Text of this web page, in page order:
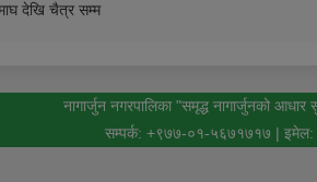
देखि चैत्र सम्म
नागार्जुन नगरपालिका "समृद्ध नागार्जुनको
सम्पर्क: +९७७-०१-५६७१७१७ | इमेल: